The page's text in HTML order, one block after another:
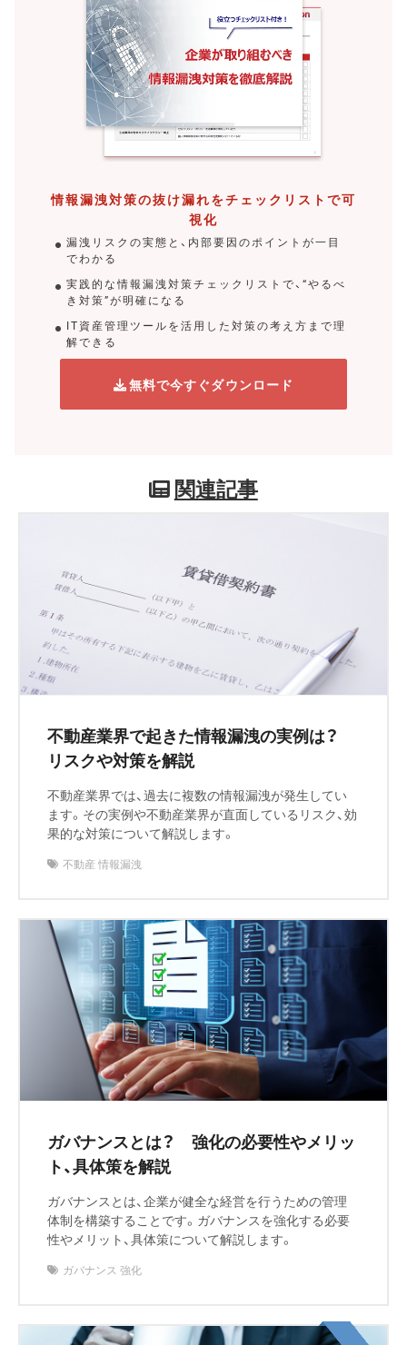
情報漏洩対策の抜け漏れをチェックリストで可
視化
漏洩リスクの実態と、内部要因のポイントが一目
でわかる
実践的な情報漏洩対策チェックリストで、“やるべ
き対策”が明確になる
IT資産管理ツールを活用した対策の考え方まで理
解できる
無料で今すぐダウンロード
関連記事
不動産業界で起きた情報漏洩の実例は？
リスクや対策を解説
不動産業界では、過去に複数の情報漏洩が発生してい
ます。その実例や不動産業界が直面しているリスク、効
果的な対策について解説します。
不動産 情報漏洩
ガバナンスとは？ 強化の必要性やメリッ
ト、具体策を解説
ガバナンスとは、企業が健全な経営を行うための管理
体制を構築することです。ガバナンスを強化する必要
性やメリット、具体策について解説します。
ガバナンス 強化